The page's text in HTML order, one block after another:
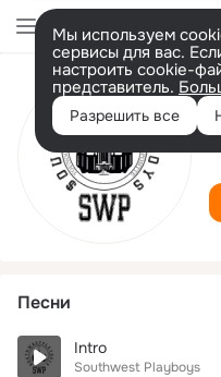
Мы используем
сервисы для вас.
настроить cookie-
представитель.
Разрешить все
Песни
Intro
Southwest Playboys